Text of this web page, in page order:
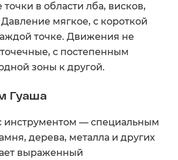
в области лба, висков,
мягкое, с короткой
точке. Движения не
с постепенным
зоны к другой.
Гуаша
инструментом — специальным
дерева, металла и других
выраженный